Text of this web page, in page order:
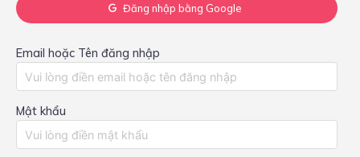
Đăng nhập bằng Google
Email hoặc Tên đăng nhập
Mật khẩu